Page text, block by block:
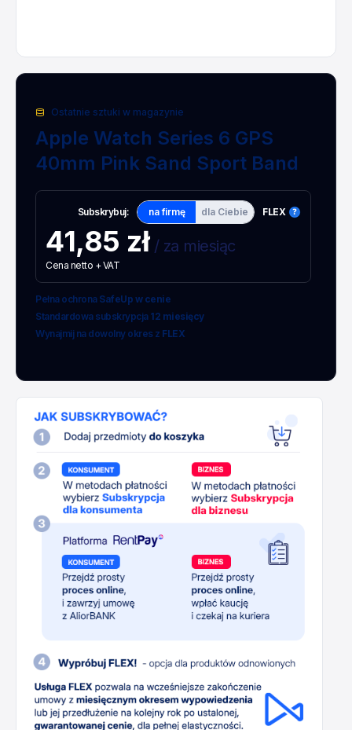
Ostatnie sztuki w magazynie
Apple Watch Series 6 GPS
40mm Pink Sand Sport Band
Subskrybuj: na firmę dla Ciebie FLEX
41,85 zł/ za miesiąc
Cena netto + VAT
Pełna ochrona SafeUp w cenie
Standardowa subskrypcja 12 miesięcy
Wynajmij na dowolny okres z FLEX